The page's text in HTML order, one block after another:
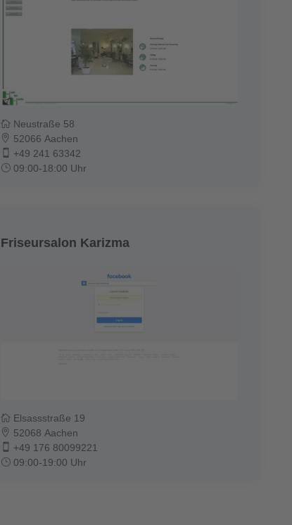
Neustraße 58
52066 Aachen
+49 241 63342
09:00-18:00 Uhr
Friseursalon Karizma
Elsassstraße 19
52068 Aachen
+49 176 80099221
09:00-19:00 Uhr